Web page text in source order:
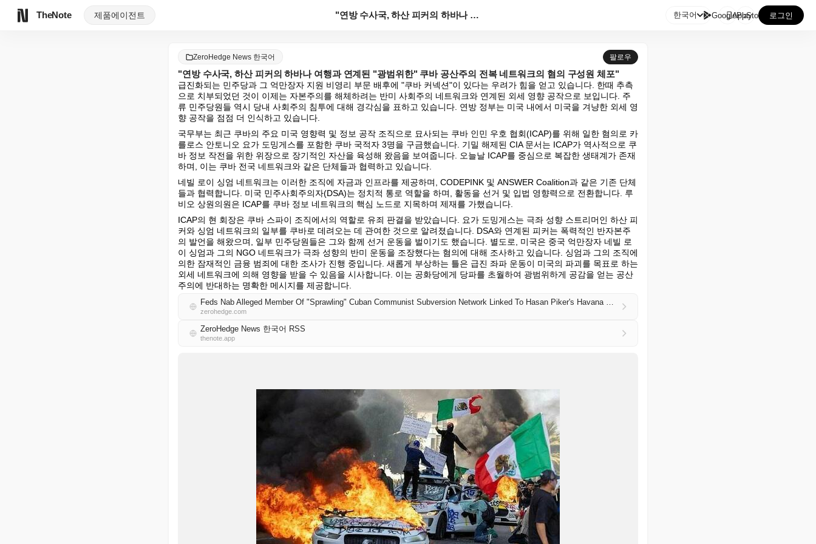
TheNote 제품에이전트 "연방 수사국, 하산 피커의 하바나 여행과 연계된 "광... 한국어 GooglePlay
AppStore 로그인
ZeroHedge News 한국어 팔로우
"연방 수사국, 하산 피커의 하바나 여행과 연계된 "광범위한" 쿠바 공산주의 전복 네트워크의 혐의 구성원 체포"
급진화되는 민주당과 그 억만장자 지원 비영리 부문 배후에 "쿠바 커넥션"이 있다는 우려가 힘을 얻고 있습니다. 한때 추측
으로 치부되었던 것이 이제는 자본주의를 해체하려는 반미 사회주의 네트워크와 연계된 외세 영향 공작으로 보입니다. 주
류 민주당원들 역시 당내 사회주의 침투에 대해 경각심을 표하고 있습니다. 연방 정부는 미국 내에서 미국을 겨냥한 외세 영
향 공작을 점점 더 인식하고 있습니다.
국무부는 최근 쿠바의 주요 미국 영향력 및 정보 공작 조직으로 묘사되는 쿠바 인민 우호 협회(ICAP)를 위해 일한 혐의로 카
를로스 안토니오 요가 도밍게스를 포함한 쿠바 국적자 3명을 구금했습니다. 기밀 해제된 CIA 문서는 ICAP가 역사적으로 쿠
바 정보 작전을 위한 위장으로 장기적인 자산을 육성해 왔음을 보여줍니다. 오늘날 ICAP를 중심으로 복잡한 생태계가 존재
하며, 이는 쿠바 전국 네트워크와 같은 단체들과 협력하고 있습니다.
네빌 로이 싱엄 네트워크는 이러한 조직에 자금과 인프라를 제공하며, CODEPINK 및 ANSWER Coalition과 같은 기존 단체
들과 협력합니다. 미국 민주사회주의자(DSA)는 정치적 통로 역할을 하며, 활동을 선거 및 입법 영향력으로 전환합니다. 루
비오 상원의원은 ICAP를 쿠바 정보 네트워크의 핵심 노드로 지목하며 제재를 가했습니다.
ICAP의 현 회장은 쿠바 스파이 조직에서의 역할로 유죄 판결을 받았습니다. 요가 도밍게스는 극좌 성향 스트리머인 하산 피
커와 싱엄 네트워크의 일부를 쿠바로 데려오는 데 관여한 것으로 알려졌습니다. DSA와 연계된 피커는 폭력적인 반자본주
의 발언을 해왔으며, 일부 민주당원들은 그와 함께 선거 운동을 벌이기도 했습니다. 별도로, 미국은 중국 억만장자 네빌 로
이 싱엄과 그의 NGO 네트워크가 극좌 성향의 반미 운동을 조장했다는 혐의에 대해 조사하고 있습니다. 싱엄과 그의 조직에
의한 잠재적인 금융 범죄에 대한 조사가 진행 중입니다. 새롭게 부상하는 틀은 급진 좌파 운동이 미국의 파괴를 목표로 하는
외세 네트워크에 의해 영향을 받을 수 있음을 시사합니다. 이는 공화당에게 당파를 초월하여 광범위하게 공감을 얻는 공산
주의에 반대하는 명확한 메시지를 제공합니다.
Feds Nab Alleged Member Of "Sprawling" Cuban Communist Subversion Network Linked To Hasan Piker's Havana Trip
zerohedge.com
ZeroHedge News 한국어 RSS
thenote.app